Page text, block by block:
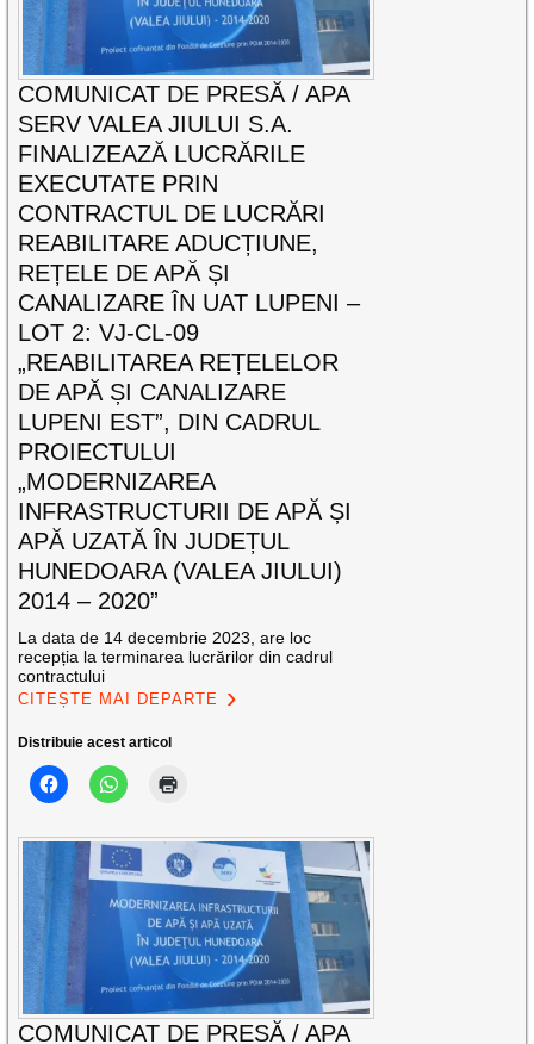
COMUNICAT DE PRESĂ / APA
SERV VALEA JIULUI S.A.
FINALIZEAZĂ LUCRĂRILE
EXECUTATE PRIN
CONTRACTUL DE LUCRĂRI
REABILITARE ADUCȚIUNE,
REȚELE DE APĂ ȘI
CANALIZARE ÎN UAT LUPENI –
LOT 2: VJ-CL-09
„REABILITAREA REȚELELOR
DE APĂ ȘI CANALIZARE
LUPENI EST”, DIN CADRUL
PROIECTULUI
„MODERNIZAREA
INFRASTRUCTURII DE APĂ ȘI
APĂ UZATĂ ÎN JUDEȚUL
HUNEDOARA (VALEA JIULUI)
2014 – 2020”
La data de 14 decembrie 2023, are loc
recepția la terminarea lucrărilor din cadrul
contractului
CITEȘTE MAI DEPARTE
Distribuie acest articol
COMUNICAT DE PRESĂ / APA